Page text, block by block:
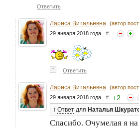
Ответить
Лариса Витальевна (автор
29 января 2018 года #
↑ Ответить
Лариса Витальевна (автор
29 января 2018 года # +2
↑ Ответ для Наталья
Спасибо. Очумелая я